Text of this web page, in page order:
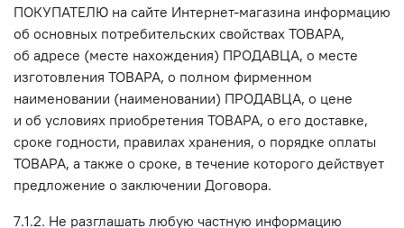
ПОКУПАТЕЛЮ на сайте Интернет-магазина информацию
об основных потребительских свойствах ТОВАРА,
об адресе (месте нахождения) ПРОДАВЦА, о месте
изготовления ТОВАРА, о полном фирменном
наименовании (наименовании) ПРОДАВЦА, о цене
и об условиях приобретения ТОВАРА, о его доставке,
сроке годности, правилах хранения, о порядке оплаты
ТОВАРА, а также о сроке, в течение которого действует
предложение о заключении Договора.
7.1.2. Не разглашать любую частную информацию